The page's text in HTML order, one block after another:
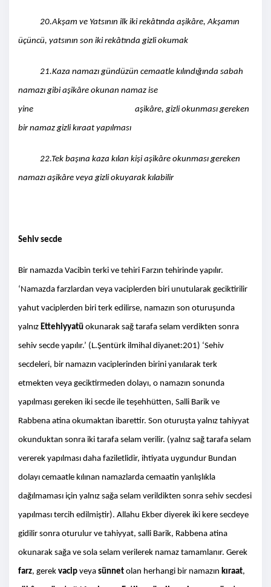
20.Akşam ve Yatsının ilk iki rekâtında aşikâre, Akşamın
üçüncü, yatsının son iki rekâtında gizli okumak
21.Kaza namazı gündüzün cemaatle kılındığında sabah
namazı gibi aşikâre okunan namaz ise
yine aşikâre, gizli okunması gereken
bir namaz gizli kıraat yapılması
22.Tek başına kaza kılan kişi aşikâre okunması gereken
namazı aşikâre veya gizli okuyarak kılabilir
Sehiv secde
Bir namazda Vacibin terki ve tehiri Farzın tehirinde yapılır.
‘Namazda farzlardan veya vaciplerden biri unutularak geciktirilir
yahut vaciplerden biri terk edilirse, namazın son oturuşunda
yalnız Ettehiyyatü okunarak sağ tarafa selam verdikten sonra
sehiv secde yapılır.’ (L.Şentürk ilmihal diyanet:201) ‘Sehiv
secdeleri, bir namazın vaciplerinden birini yanılarak terk
etmekten veya geciktirmeden dolayı, o namazın sonunda
yapılması gereken iki secde ile teşehhütten, Salli Barik ve
Rabbena atina okumaktan ibarettir. Son oturuşta yalnız tahiyyat
okunduktan sonra iki tarafa selam verilir. (yalnız sağ tarafa selam
vererek yapılması daha faziletlidir, ihtiyata uygundur Bundan
dolayı cemaatle kılınan namazlarda cemaatin yanlışlıkla
dağılmaması için yalnız sağa selam verildikten sonra sehiv secdesi
yapılması tercih edilmiştir). Allahu Ekber diyerek iki kere secdeye
gidilir sonra oturulur ve tahiyyat, salli Barik, Rabbena atina
okunarak sağa ve sola selam verilerek namaz tamamlanır. Gerek
farz, gerek vacip veya sünnet olan herhangi bir namazın kıraat,